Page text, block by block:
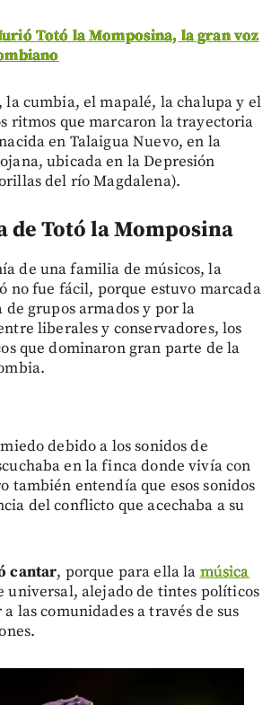
Totó la Momposina, la gran voz
la cumbia, el mapalé, la chalupa y el
ritmos que marcaron la trayectoria
en Talaigua Nuevo, en la
ubicada en la Depresión
del río Magdalena).
de Totó la Momposina
de una familia de músicos, la
no fue fácil, porque estuvo marcada
grupos armados y por la
liberales y conservadores, los
que dominaron gran parte de la
debido a los sonidos de
en la finca donde vivía con
también entendía que esos sonidos
del conflicto que acechaba a su
cantar, porque para ella la música
universal, alejado de tintes políticos
las comunidades a través de sus